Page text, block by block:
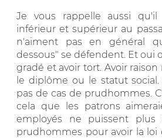
Je vous rappelle aussi
inférieur et supérieur au
n'aiment pas en général
dessous" se défendent. Et oui
gradé et avoir tort. Avoir raison
le diplôme ou le statut
pas de cas de prudhommes.
cela que les patrons
employés ne puissent plus
prudhommes pour avoir la